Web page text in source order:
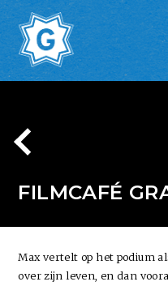
FILMCAFÉ
Max vertelt op het podium
over zijn leven, en dan